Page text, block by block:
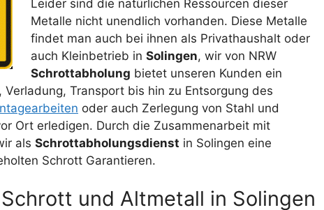
Leider sind die natürlichen Ressourcen dieser
Metalle nicht unendlich vorhanden. Diese Metalle
findet man auch bei ihnen als Privathaushalt oder
auch Kleinbetrieb in Solingen, wir von NRW
Schrottabholung bietet unseren Kunden ein
Transport bis hin zu Entsorgung des
oder auch Zerlegung von Stahl und
Ort erledigen. Durch die Zusammenarbeit mit
als Schrottabholungsdienst in Solingen eine
Schrott Garantieren.
und Altmetall in Solingen